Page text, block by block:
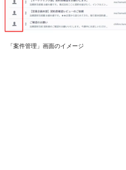
「案件管理」画面のイメージ